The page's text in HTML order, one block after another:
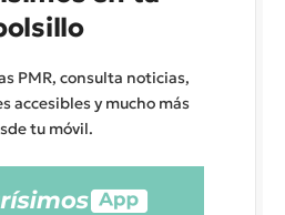
PMR, consulta noticias,
accesibles y mucho más
tu móvil.